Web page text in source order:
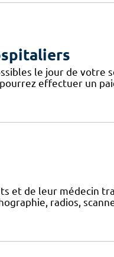
le jour de votre
effectuer un
et de leur médecin
radios,